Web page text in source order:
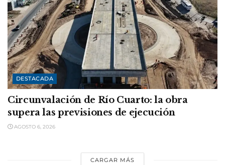
DESTACADA
Circunvalación de Río Cuarto: la obra
supera las previsiones de ejecución
AGOSTO 6, 2026
CARGAR MÁS